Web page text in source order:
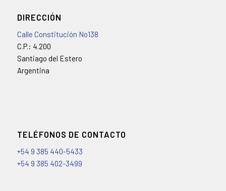
DIRECCIÓN
Calle Constitución No138
C.P.: 4.200
Santiago del Estero
Argentina
TELÉFONOS DE CONTACTO
+54 9 385 440-5433
+54 9 385 402-3499